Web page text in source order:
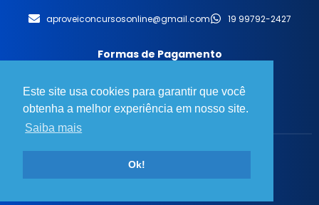
Este site usa cookies para garantir que você
obtenha a melhor experiência em nosso site.
Saiba mais
Ok!
aproveiconcursosonline@gmail.com 19 99792-2427
Formas de Pagamento
© 2025 Aprovei Concursos - Todos os direitos reservados.
Desenvolvido porBT Design